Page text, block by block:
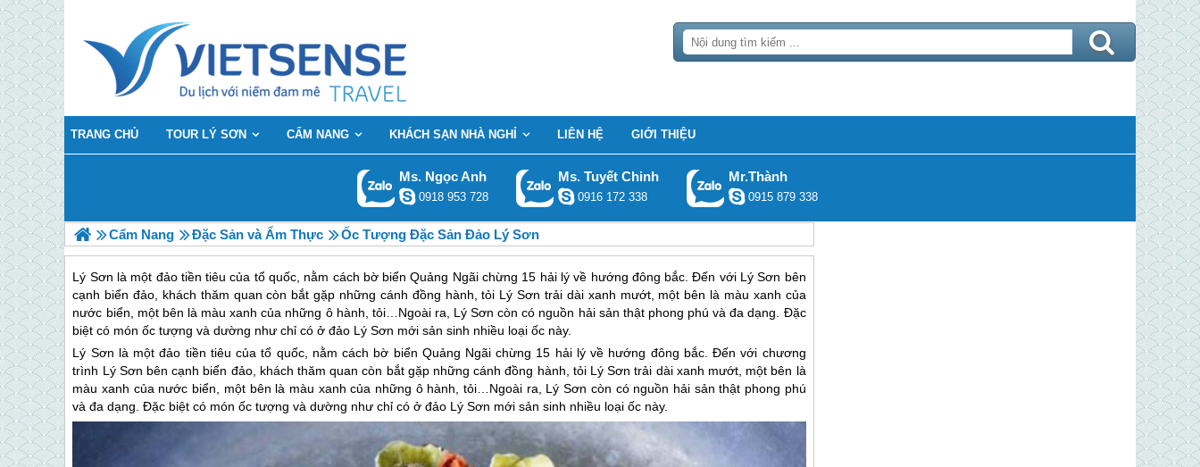
TRANG CHỦ TOUR LÝ SƠN CẨM NANG KHÁCH SẠN NHÀ NGHỈ LIÊN HỆ GIỚI THIỆU
Ms. Ngọc Anh
0918 953 728
Ms. Tuyết Chinh
0916 172 338
Mr.Thành
0915 879 338
Cẩm Nang Đặc Sản và Ẩm Thực Ốc Tượng Đặc Sản Đảo Lý Sơn
Lý Sơn là một đảo tiền tiêu của tổ quốc, nằm cách bờ biển Quảng Ngãi chừng 15 hải lý về hướng đông bắc. Đến với Lý Sơn bên
cạnh biển đảo, khách thăm quan còn bắt gặp những cánh đồng hành, tỏi Lý Sơn trải dài xanh mướt, một bên là màu xanh của
nước biển, một bên là màu xanh của những ô hành, tỏi…Ngoài ra, Lý Sơn còn có nguồn hải sản thật phong phú và đa dạng. Đặc
biệt có món ốc tượng và dường như chỉ có ở đảo Lý Sơn mới sản sinh nhiều loại ốc này.
Lý Sơn là một đảo tiền tiêu của tổ quốc, nằm cách bờ biển Quảng Ngãi chừng 15 hải lý về hướng đông bắc. Đến với chương
trình Lý Sơn bên cạnh biển đảo, khách thăm quan còn bắt gặp những cánh đồng hành, tỏi Lý Sơn trải dài xanh mướt, một bên là
màu xanh của nước biển, một bên là màu xanh của những ô hành, tỏi…Ngoài ra, Lý Sơn còn có nguồn hải sản thật phong phú
và đa dạng. Đặc biệt có món ốc tượng và dường như chỉ có ởđảo Lý Sơn mới sản sinh nhiều loại ốc này.